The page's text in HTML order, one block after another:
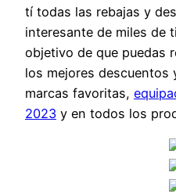
tí todas las rebajas y
interesante de miles de
objetivo de que puedas
los mejores descuentos
marcas favoritas,
2023 y en todos los